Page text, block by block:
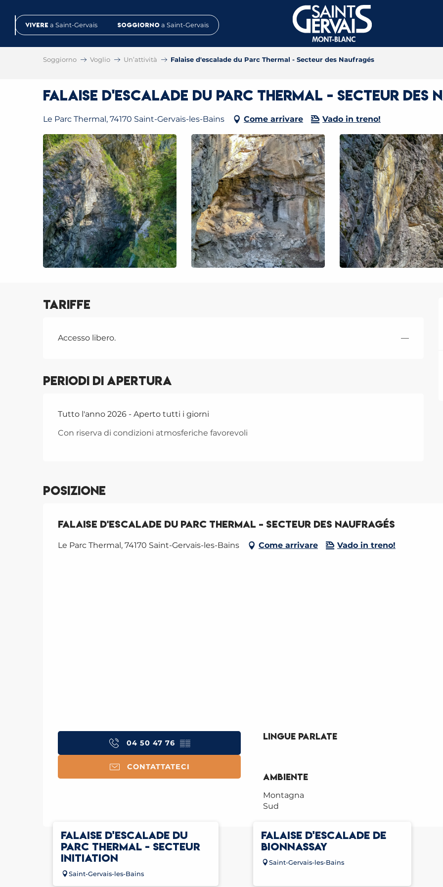
contenuVivere a Saint-Gervais Soggiorno a Saint-Gervais
Soggiorno Voglio Un’attività Falaise d'escalade du Parc Thermal - Secteur des Naufragés
Falaise d'escalade du Parc Thermal - Secteur des
Le Parc Thermal, 74170 Saint-Gervais-les-Bains Come arrivare Vado in treno!
Tariffe
Accesso libero. —
Periodi di apertura
Tutto l'anno 2026 - Aperto tutti i giorni
Con riserva di condizioni atmosferiche favorevoli
Posizione
Falaise d'escalade du Parc Thermal - Secteur des Naufragés
Le Parc Thermal, 74170 Saint-Gervais-les-Bains Come arrivare Vado in treno!
04 50 47 76 ▒▒
CONTATTATECI
Lingue parlate
Lingue parlate
Ambiente
Ambiente
Montagna
Sud
FALAISE D'ESCALADE DU
PARC THERMAL - SECTEUR
INITIATION
Saint-Gervais-les-Bains
FALAISE D'ESCALADE DE
BIONNASSAY
Saint-Gervais-les-Bains